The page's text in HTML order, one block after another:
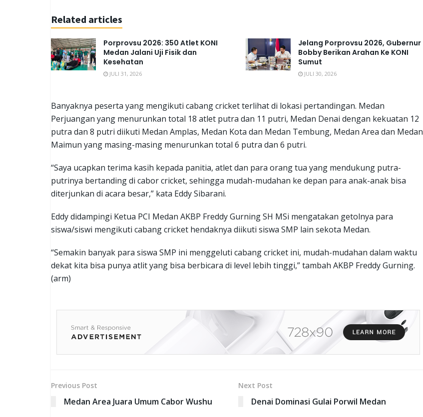
Related articles
Porprovsu 2026: 350 Atlet KONI
Medan Jalani Uji Fisik dan
Kesehatan
JULI 31, 2026
Jelang Porprovsu 2026, Gubernur
Bobby Berikan Arahan Ke KONI
Sumut
JULI 30, 2026
Banyaknya peserta yang mengikuti cabang cricket terlihat di lokasi pertandingan. Medan
Perjuangan yang menurunkan total 18 atlet putra dan 11 putri, Medan Denai dengan kekuatan 12
putra dan 8 putri diikuti Medan Amplas, Medan Kota dan Medan Tembung, Medan Area dan Medan
Maimun yang masing-masing menurunkan total 6 putra dan 6 putri.
“Saya ucapkan terima kasih kepada panitia, atlet dan para orang tua yang mendukung putra-
putrinya bertanding di cabor cricket, sehingga mudah-mudahan ke depan para anak-anak bisa
diterjunkan di acara besar,” kata Eddy Sibarani.
Eddy didampingi Ketua PCI Medan AKBP Freddy Gurning SH MSi mengatakan getolnya para
siswa/siswi mengikuti cabang cricket hendaknya diikuti siswa SMP lain sekota Medan.
“Semakin banyak para siswa SMP ini menggeluti cabang cricket ini, mudah-mudahan dalam waktu
dekat kita bisa punya atlit yang bisa berbicara di level lebih tinggi,” tambah AKBP Freddy Gurning.
(arm)
Previous Post
Medan Area Juara Umum Cabor Wushu
Next Post
Denai Dominasi Gulai Porwil Medan